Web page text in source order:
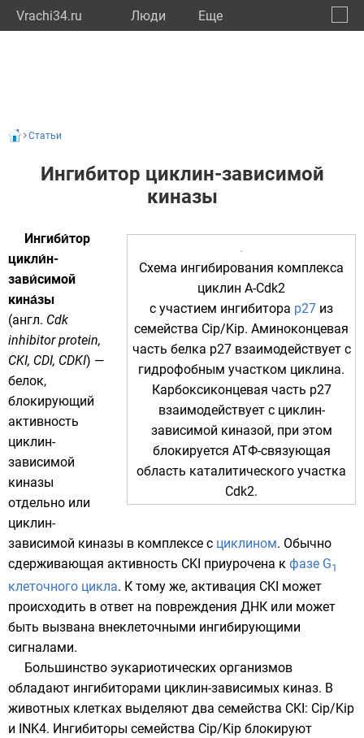
Vrachi34.ru Люди Eще
Статьи
Ингибитор циклин-зависимой
киназы
Схема ингибирования комплекса
циклин A-Cdk2
с участием ингибитора p27 из
семейства Cip/Kip. Аминоконцевая
часть белка p27 взаимодействует с
гидрофобным участком циклина.
Карбоксиконцевая часть p27
взаимодействует с циклин-
зависимой киназой, при этом
блокируется АТФ-связующая
область каталитического участка
Cdk2.
Ингиби́тор
цикли́н-
зави́симой
кина́зы
(англ. Cdk
inhibitor protein,
CKI, CDI, CDKI) —
белок,
блокирующий
активность
циклин-
зависимой
киназы
отдельно или
циклин-
зависимой киназы в комплексе с циклином. Обычно
сдерживающая активность CKI приурочена к фазе G1
клеточного цикла. К тому же, активация CKI может
происходить в ответ на повреждения ДНК или может
быть вызвана внеклеточными ингибирующими
сигналами.
Большинство эукариотических организмов
обладают ингибиторами циклин-зависимых киназ. В
животных клетках выделяют два семейства CKI: Cip/Kip
и INK4. Ингибиторы семейства Cip/Kip блокируют